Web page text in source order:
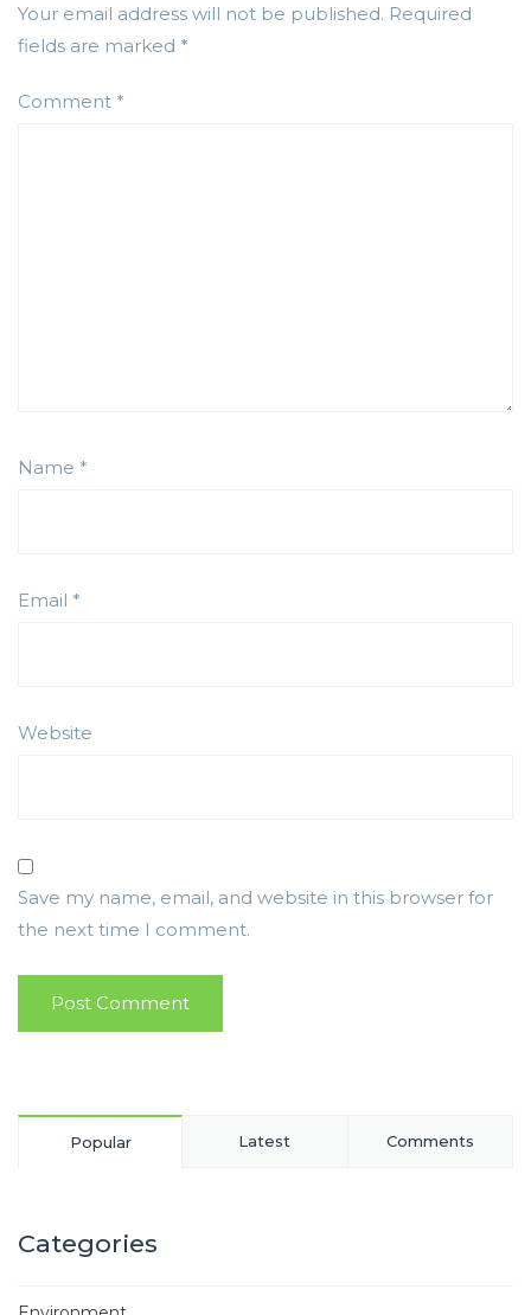
Your email address will not be published. Required
fields are marked *
Comment *
Name *
Email *
Website
Save my name, email, and website in this browser for
the next time I comment.
Popular Latest Comments
Categories